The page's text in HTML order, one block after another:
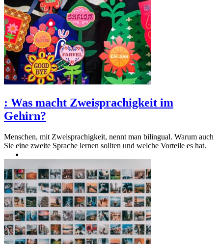
: Was macht Zweisprachigkeit im
Gehirn?
Menschen, mit Zweisprachigkeit, nennt man bilingual. Warum auch
Sie eine zweite Sprache lernen sollten und welche Vorteile es hat.